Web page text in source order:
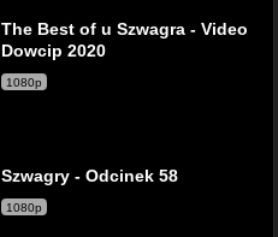
The Best of u Szwagra - Video
Dowcip 2020
1080p
Szwagry - Odcinek 58
1080p